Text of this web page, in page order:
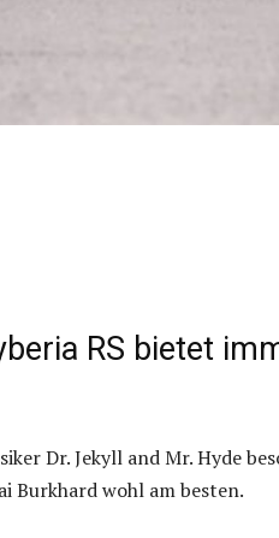
RS bietet
Dr. Jekyll and Mr. Hyde
Burkhard wohl am besten.